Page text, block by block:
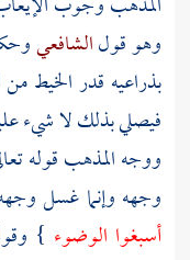
وهو قولالشافعي
بذراعيه قدر الخيط من
فيصلي بذلك لا شيء
ووجه المذهب قوله
وجهه وإنما غسل
أسبغوا الوضوء }